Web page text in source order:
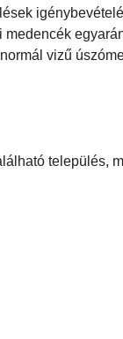
medencék
vizű
település,